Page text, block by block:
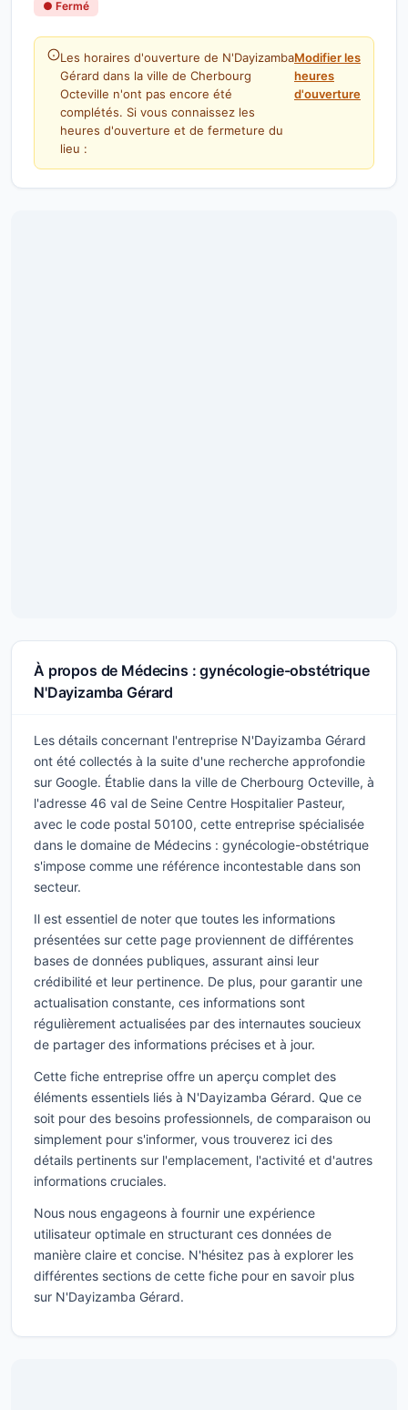
● Fermé
Les horaires d'ouverture de N'Dayizamba
Gérard dans la ville de Cherbourg
Octeville n'ont pas encore été
complétés. Si vous connaissez les
heures d'ouverture et de fermeture du
lieu :
Modifier les
heures
d'ouverture
À propos de Médecins : gynécologie-obstétrique
N'Dayizamba Gérard
Les détails concernant l'entreprise N'Dayizamba Gérard
ont été collectés à la suite d'une recherche approfondie
sur Google. Établie dans la ville de Cherbourg Octeville, à
l'adresse 46 val de Seine Centre Hospitalier Pasteur,
avec le code postal 50100, cette entreprise spécialisée
dans le domaine de Médecins : gynécologie-obstétrique
s'impose comme une référence incontestable dans son
secteur.
Il est essentiel de noter que toutes les informations
présentées sur cette page proviennent de différentes
bases de données publiques, assurant ainsi leur
crédibilité et leur pertinence. De plus, pour garantir une
actualisation constante, ces informations sont
régulièrement actualisées par des internautes soucieux
de partager des informations précises et à jour.
Cette fiche entreprise offre un aperçu complet des
éléments essentiels liés à N'Dayizamba Gérard. Que ce
soit pour des besoins professionnels, de comparaison ou
simplement pour s'informer, vous trouverez ici des
détails pertinents sur l'emplacement, l'activité et d'autres
informations cruciales.
Nous nous engageons à fournir une expérience
utilisateur optimale en structurant ces données de
manière claire et concise. N'hésitez pas à explorer les
différentes sections de cette fiche pour en savoir plus
sur N'Dayizamba Gérard.